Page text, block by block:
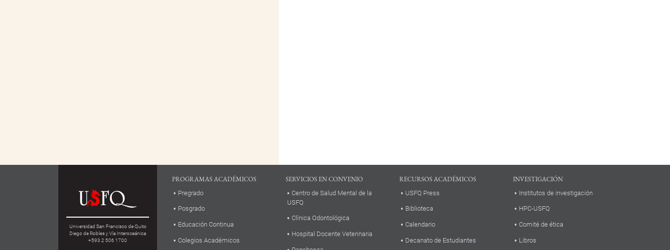
Universidad San Francisco de Quito
Diego de Robles y Vía Interoceánica
+593 2 506 1700
PROGRAMAS ACADÉMICOS
Pregrado
Posgrado
Educación Continua
Colegios Académicos
SERVICIOS EN CONVENIO
Centro de Salud Mental de la
USFQ
Clínica Odontológica
Hospital Docente Veterinaria
RECURSOS ACADÉMICOS
USFQ Press
Biblioteca
Calendario
Decanato de Estudiantes
INVESTIGACIÓN
Institutos de investigación
HPC-USFQ
Comité de ética
Libros